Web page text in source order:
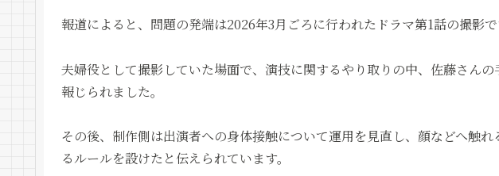
報道によると、問題の発端は2026年3月ごろに行われたドラマ第1話の撮影で
夫婦役として撮影していた場面で、演技に関するやり取りの中、佐藤さん
報じられました。
その後、制作側は出演者への身体接触について運用を見直し、顔などへ触
るルールを設けたと伝えられています。